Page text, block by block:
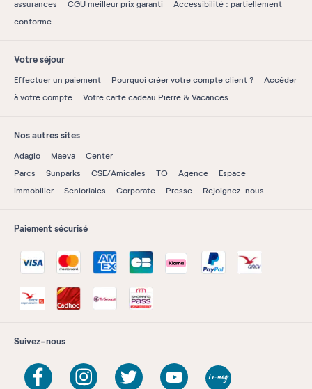
assurances
CGU meilleur prix garanti
Accessibilité : partiellement
conforme
Votre séjour
Effectuer un paiement Pourquoi créer votre compte client ?
Accéder
à votre compte
Votre carte cadeau Pierre & Vacances
Nos autres sites
Adagio Maeva
Center
Parcs
Sunparks CSE/Amicales TO Agence
Espace
immobilier
Senioriales Corporate Presse Rejoignez-nous
Paiement sécurisé
Suivez-nous